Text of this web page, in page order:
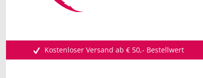
Kostenloser Versand ab € 50,- Bestellwert